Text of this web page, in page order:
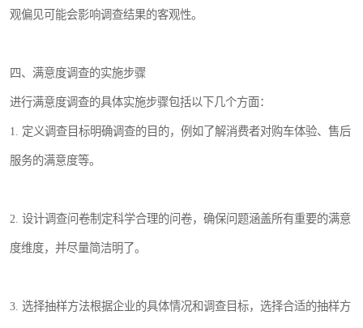
观偏见可能会影响调查结果的客观性。
四、满意度调查的实施步骤
进行满意度调查的具体实施步骤包括以下几个方面：
1. 定义调查目标明确调查的目的，例如了解消费者对购车体验、售后
服务的满意度等。
2. 设计调查问卷制定科学合理的问卷，确保问题涵盖所有重要的满意
度维度，并尽量简洁明了。
3. 选择抽样方法根据企业的具体情况和调查目标，选择合适的抽样方